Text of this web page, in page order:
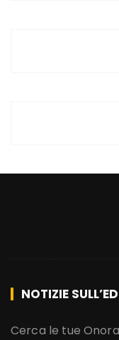
NOTIZIE
Cerca le tue